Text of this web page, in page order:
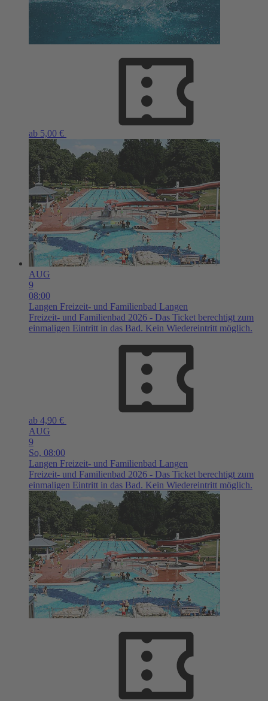
ab 5,00 €
AUG
9
08:00
Langen Freizeit- und Familienbad Langen
Freizeit- und Familienbad 2026 - Das Ticket berechtigt zum
einmaligen Eintritt in das Bad. Kein Wiedereintritt möglich.
ab 4,90 €
AUG
9
So, 08:00
Langen Freizeit- und Familienbad Langen
Freizeit- und Familienbad 2026 - Das Ticket berechtigt zum
einmaligen Eintritt in das Bad. Kein Wiedereintritt möglich.